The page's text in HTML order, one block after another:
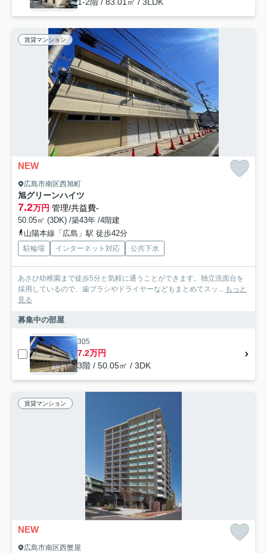
1-2階 / 83.01㎡ / 3LDK
賃貸マンション
NEW
広島市南区西旭町
旭グリーンハイツ
7.2万円 管理/共益費-
50.05㎡ (3DK) /築43年 /4階建
山陽本線「広島」駅 徒歩42分
駐輪場 インターネット対応 公共下水
あさひ幼稚園まで徒歩5分と気軽に通うことができます。独立洗面台を
採用しているので、歯ブラシやドライヤーなどもまとめてスッ... もっと
見る
募集中の部屋
305
7.2万円
3階 / 50.05㎡ / 3DK
賃貸マンション
NEW
広島市南区西蟹屋